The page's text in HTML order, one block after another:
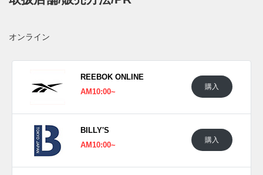
ラックのブラッダーをセット、トゥとヒールの補強パーツに
った現在でも変わらぬ魅力を放ち続ける。
日本国内では2022年7月22日より、リーボック取扱店にて発
売予定。価格は19,800円 (税込)。また新たな情報が入り次
オンライン
REEBOK ONLINE
AM10:00~
購入
BILLY'S
AM10:00~
購入